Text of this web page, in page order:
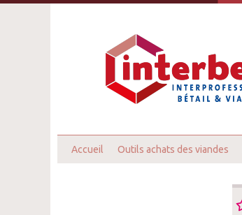
Accueil Outils achats des viandes